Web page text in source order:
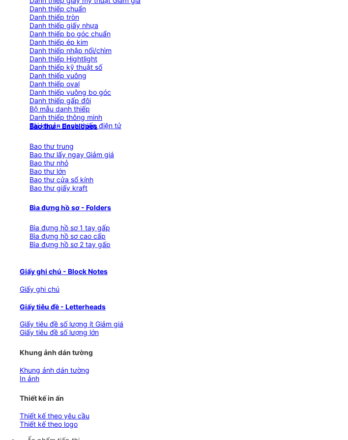
Danh thiếp chuẩn
Danh thiếp tròn
Danh thiếp giấy nhựa
Danh thiếp bo góc chuẩn
Danh thiếp ép kim
Danh thiếp nhập nổi/chìm
Danh thiếp Hightlight
Danh thiếp kỹ thuật số
Danh thiếp vuông
Danh thiếp oval
Danh thiếp vuông bo góc
Danh thiếp gấp đôi
Bộ mẫu danh thiếp
Danh thiếp thông minh
Tài khoản danh thiếp điện tử
Bao thư - Envelopes
Bao thư trung
Bao thư lấy ngay
Bao thư nhỏ
Bao thư lớn
Bao thư cửa sổ kính
Bao thư giấy kraft
Bìa đựng hồ sơ - Folders
Bìa đựng hồ sơ 1 tay gấp
Bìa đựng hồ sơ cao cấp
Bìa đựng hồ sơ 2 tay gấp
Giấy ghi chú - Block Notes
Giấy ghi chú
Giấy tiêu đề - Letterheads
Giấy tiêu đề số lượng ít
Giấy tiêu đề số lượng lớn
Khung ảnh dán tường
Khung ảnh dán tường
In ảnh
Thiết kế in ấn
Thiết kế theo yêu cầu
Thiết kế theo logo